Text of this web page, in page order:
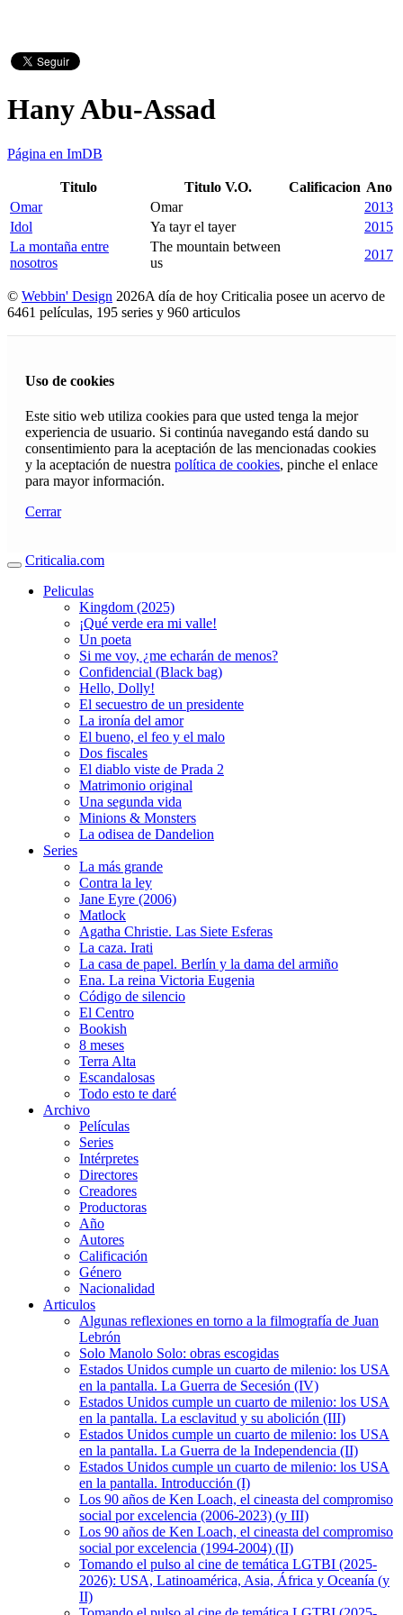
Hany Abu-Assad
Página en ImDB
Titulo Titulo V.O. Calificacion Ano
Omar
Omar
2013
Idol
Ya tayr el tayer
2015
La montaña entre
nosotros
The mountain between
us
2017
© Webbin' Design 2026A día de hoy Criticalia posee un acervo de
6461 películas, 195 series y 960 articulos
Uso de cookies
Este sitio web utiliza cookies para que usted tenga la mejor
experiencia de usuario. Si continúa navegando está dando su
consentimiento para la aceptación de las mencionadas cookies
y la aceptación de nuestra política de cookies, pinche el enlace
para mayor información.
Cerrar
Criticalia.com
Peliculas
Kingdom (2025)
¡Qué verde era mi valle!
Un poeta
Si me voy, ¿me echarán de menos?
Confidencial (Black bag)
Hello, Dolly!
El secuestro de un presidente
La ironía del amor
El bueno, el feo y el malo
Dos fiscales
El diablo viste de Prada 2
Matrimonio original
Una segunda vida
Minions & Monsters
La odisea de Dandelion
Series
La más grande
Contra la ley
Jane Eyre (2006)
Matlock
Agatha Christie. Las Siete Esferas
La caza. Irati
La casa de papel. Berlín y la dama del armiño
Ena. La reina Victoria Eugenia
Código de silencio
El Centro
Bookish
8 meses
Terra Alta
Escandalosas
Todo esto te daré
Archivo
Películas
Series
Intérpretes
Directores
Creadores
Productoras
Año
Autores
Calificación
Género
Nacionalidad
Articulos
Algunas reflexiones en torno a la filmografía de Juan
Lebrón
Solo Manolo Solo: obras escogidas
Estados Unidos cumple un cuarto de milenio: los USA
en la pantalla. La Guerra de Secesión (IV)
Estados Unidos cumple un cuarto de milenio: los USA
en la pantalla. La esclavitud y su abolición (III)
Estados Unidos cumple un cuarto de milenio: los USA
en la pantalla. La Guerra de la Independencia (II)
Estados Unidos cumple un cuarto de milenio: los USA
en la pantalla. Introducción (I)
Los 90 años de Ken Loach, el cineasta del compromiso
social por excelencia (2006-2023) (y III)
Los 90 años de Ken Loach, el cineasta del compromiso
social por excelencia (1994-2004) (II)
Tomando el pulso al cine de temática LGTBI (2025-
2026): USA, Latinoamérica, Asia, África y Oceanía (y
II)